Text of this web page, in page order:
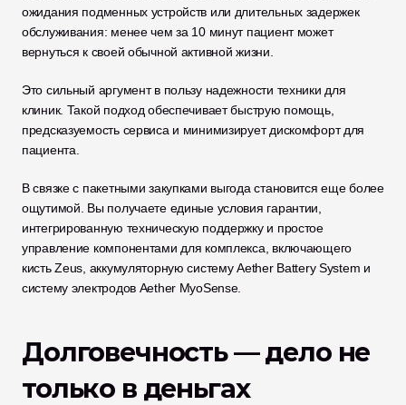
ожидания подменных устройств или длительных задержек
обслуживания: менее чем за 10 минут пациент может
вернуться к своей обычной активной жизни.
Это сильный аргумент в пользу надежности техники для
клиник. Такой подход обеспечивает быструю помощь,
предсказуемость сервиса и минимизирует дискомфорт для
пациента.
В связке с пакетными закупками выгода становится еще более
ощутимой. Вы получаете единые условия гарантии,
интегрированную техническую поддержку и простое
управление компонентами для комплекса, включающего
кисть Zeus, аккумуляторную систему Aether Battery System и
систему электродов Aether MyoSense.
Долговечность — дело не
только в деньгах